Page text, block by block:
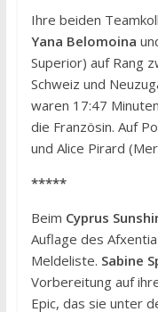
Ihre beiden
Yana Belomoina
Superior) auf Rang
Schweiz und
waren 17:47
die Französin. Auf
und Alice Pirard
*****
Beim Cyprus
Auflage des
Meldeliste. Sabine
Vorbereitung auf
Epic, das sie unter